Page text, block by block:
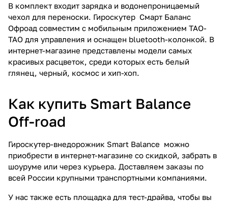
В комплект входит зарядка и водонепроницаемый
чехол для переноски. Гироскутер Смарт Баланс
Офроад совместим с мобильным приложением ТАО-
ТАО для управления и оснащен bluetooth-колонкой. В
интернет-магазине представлены модели самых
красивых расцветок, среди которых есть белый
глянец, черный, космос и хип-хоп.
Как купить Smart Balance
Off-road
Гироскутер-внедорожник Smart Balance можно
приобрести в интернет-магазине со скидкой, забрать в
шоуруме или через курьера. Доставляем заказы по
всей России крупными транспортными компаниями.
У нас также есть площадка для тест-драйва, чтобы вы